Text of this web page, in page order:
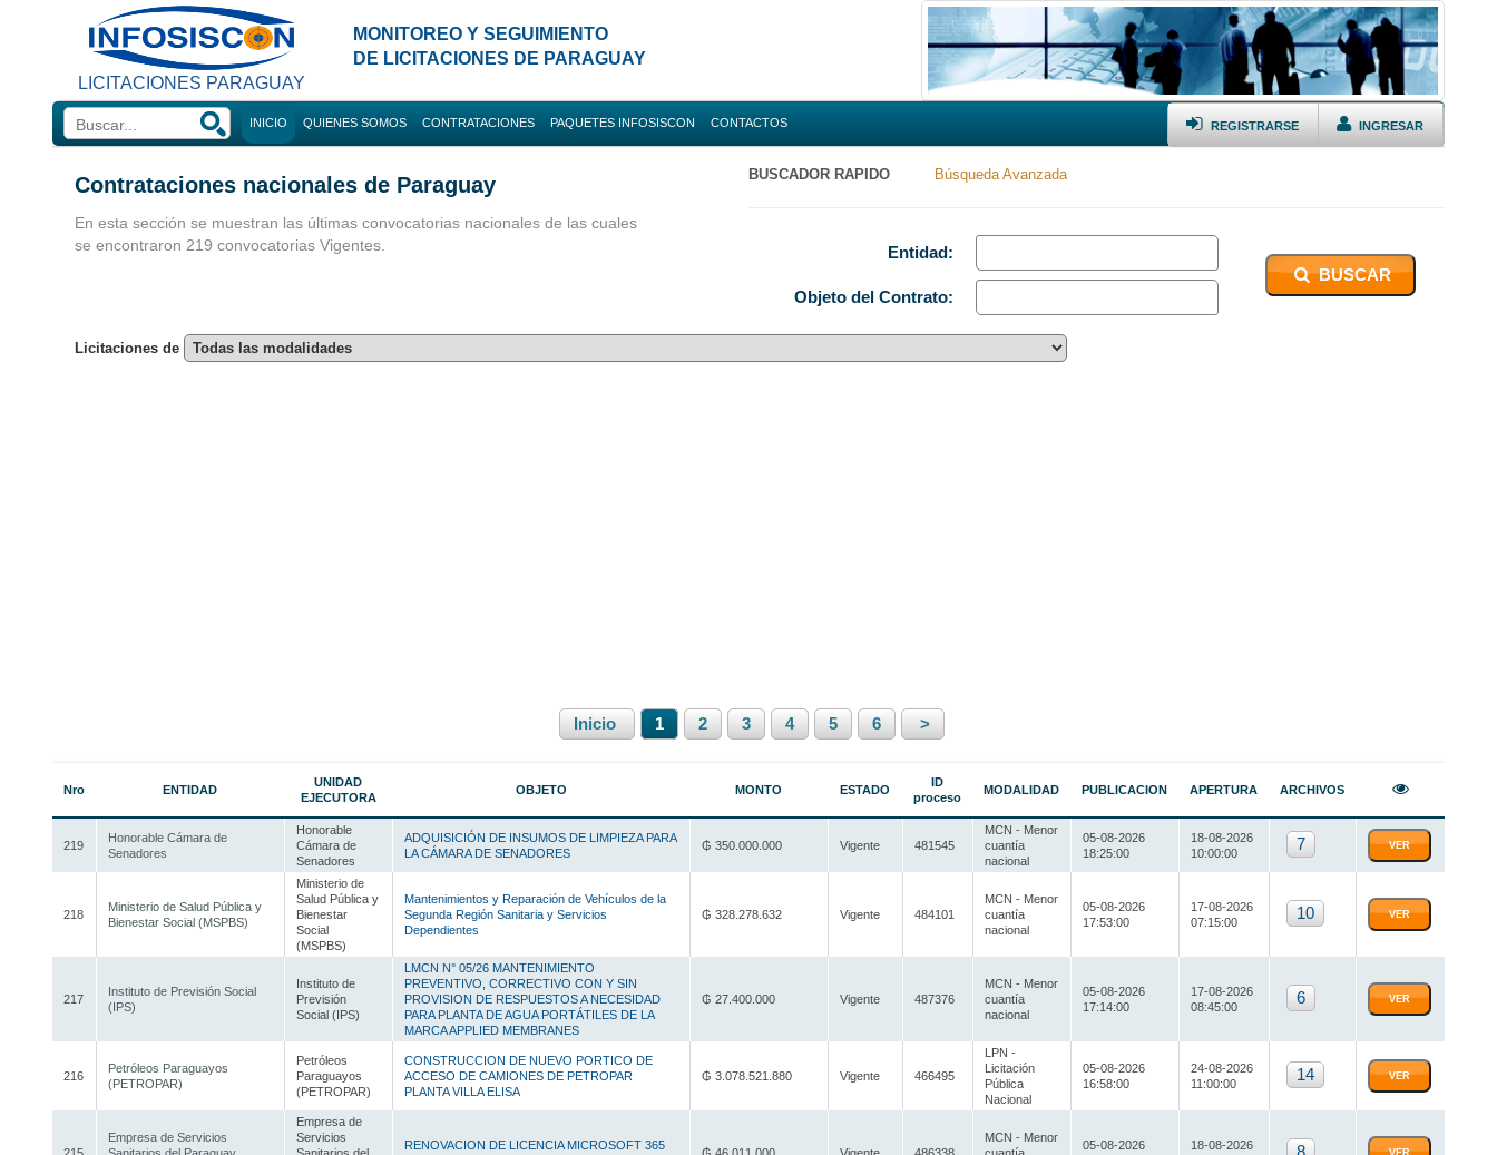
LICITACIONES PARAGUAY
MONITOREO Y SEGUIMIENTO
DE LICITACIONES DE PARAGUAY
INICIO QUIENES SOMOS CONTRATACIONES PAQUETES INFOSISCON CONTACTOS INGRESAR
REGISTRARSE
Contrataciones nacionales de Paraguay
En esta sección se muestran las últimas convocatorias nacionales de las cuales
se encontraron 219 convocatorias Vigentes.
BUSCADOR RAPIDO Búsqueda Avanzada
Entidad:
BUSCAR
Objeto del Contrato:
Licitaciones de
Inicio 1 2 3 4 5 6 >
Nro ENTIDAD
UNIDAD
EJECUTORA
OBJETO MONTO ESTADO
ID
proceso
MODALIDAD PUBLICACION APERTURA ARCHIVOS
219
Honorable Cámara de
Senadores
Honorable
Cámara de
Senadores
ADQUISICIÓN DE INSUMOS DE LIMPIEZA PARA
LA CÁMARA DE SENADORES
₲ 350.000.000 Vigente 481545
MCN - Menor
cuantía
nacional
05-08-2026
18:25:00
18-08-2026
10:00:00
7 VER
218
Ministerio de Salud Pública y
Bienestar Social (MSPBS)
Ministerio de
Salud Pública y
Bienestar
Social
(MSPBS)
Mantenimientos y Reparación de Vehículos de la
Segunda Región Sanitaria y Servicios
Dependientes
₲ 328.278.632 Vigente 484101
MCN - Menor
cuantía
nacional
05-08-2026
17:53:00
17-08-2026
07:15:00
10 VER
217
Instituto de Previsión Social
(IPS)
Instituto de
Previsión
Social (IPS)
LMCN N° 05/26 MANTENIMIENTO
PREVENTIVO, CORRECTIVO CON Y SIN
PROVISION DE RESPUESTOS A NECESIDAD
PARA PLANTA DE AGUA PORTÁTILES DE LA
MARCA APPLIED MEMBRANES
₲ 27.400.000 Vigente 487376
MCN - Menor
cuantía
nacional
05-08-2026
17:14:00
17-08-2026
08:45:00
6 VER
216
Petróleos Paraguayos
(PETROPAR)
Petróleos
Paraguayos
(PETROPAR)
CONSTRUCCION DE NUEVO PORTICO DE
ACCESO DE CAMIONES DE PETROPAR
PLANTA VILLA ELISA
₲ 3.078.521.880 Vigente 466495
LPN -
Licitación
Pública
Nacional
05-08-2026
16:58:00
24-08-2026
11:00:00
14 VER
Empresa de Servicios
Empresa de
Servicios
RENOVACION DE LICENCIA MICROSOFT 365
MCN - Menor
05-08-2026
18-08-2026